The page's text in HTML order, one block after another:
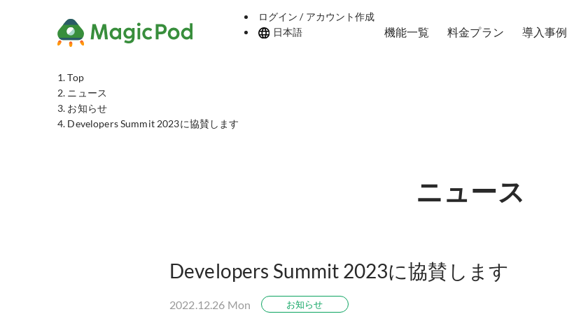
ログイン / アカウント作成
日本語
機能一覧 料金プラン 導入事例
Top
ニュース
お知らせ
Developers Summit 2023に協賛します
ニュース
Developers Summit 2023に協賛します
2022.12.26 Mon お知らせ